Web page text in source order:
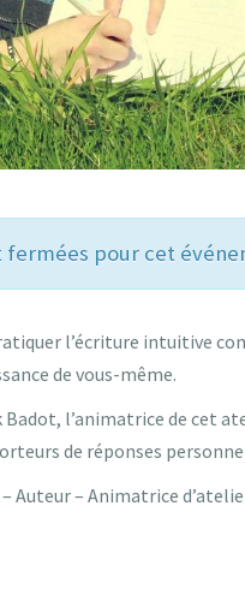
fermées pour cet
l’écriture intuitive
de vous-même.
Badot, l’animatrice de cet
de réponses
Auteur – Animatrice